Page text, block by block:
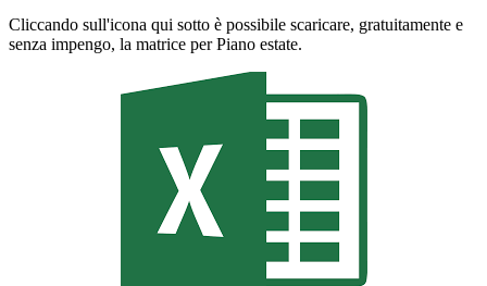
Cliccando sull'icona qui sotto è possibile scaricare, gratuitamente e
senza impengo, la matrice per Piano estate.